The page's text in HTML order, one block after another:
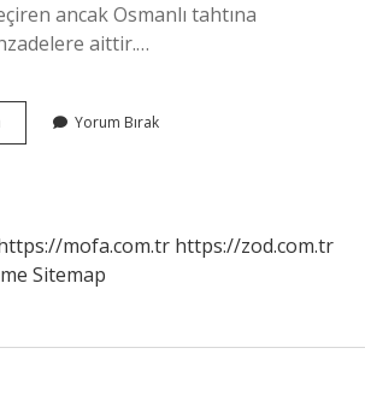
ancak Osmanlı tahtına
aittir.…
Amasya
Neden
Yorum Bırak
mofa.com.tr https://zod.com.tr
Sitemap